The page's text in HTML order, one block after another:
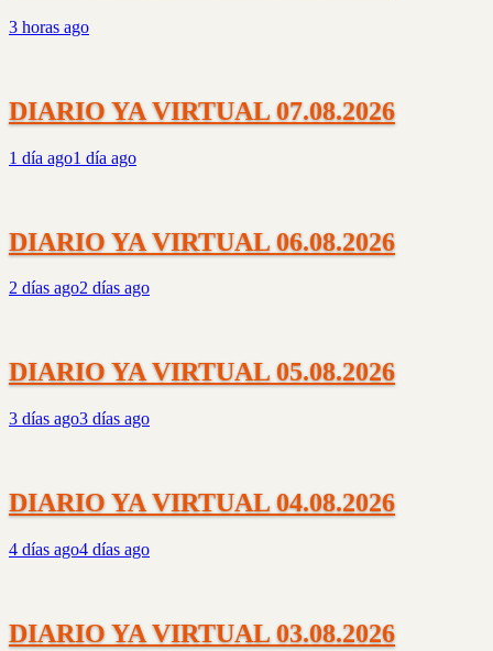
3 horas ago
DIARIO YA VIRTUAL 07.08.2026
1 día ago1 día ago
DIARIO YA VIRTUAL 06.08.2026
2 días ago2 días ago
DIARIO YA VIRTUAL 05.08.2026
3 días ago3 días ago
DIARIO YA VIRTUAL 04.08.2026
4 días ago4 días ago
DIARIO YA VIRTUAL 03.08.2026